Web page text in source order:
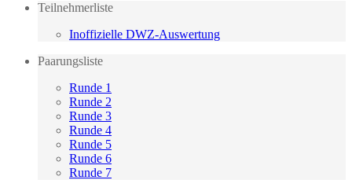
Teilnehmerliste
Inoffizielle DWZ-Auswertung
Paarungsliste
Runde 1
Runde 2
Runde 3
Runde 4
Runde 5
Runde 6
Runde 7